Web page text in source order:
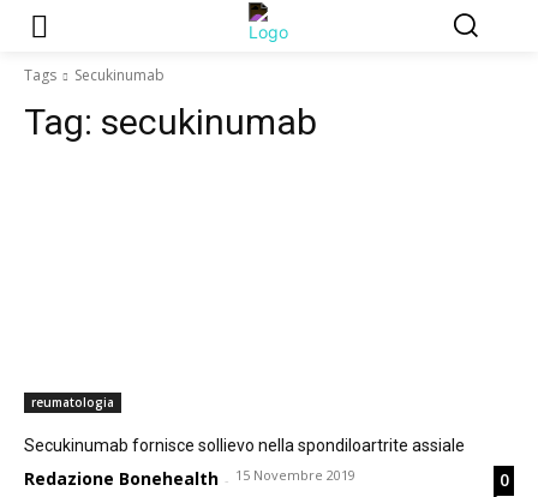
Tags Secukinumab
Tag: secukinumab
reumatologia
Secukinumab fornisce sollievo nella spondiloartrite assiale
Redazione Bonehealth - 15 Novembre 2019 0